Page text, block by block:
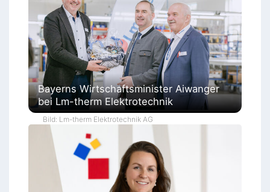
Bayerns Wirtschaftsminister Aiwanger
bei Lm-therm Elektrotechnik
Bild: Lm-therm Elektrotechnik AG